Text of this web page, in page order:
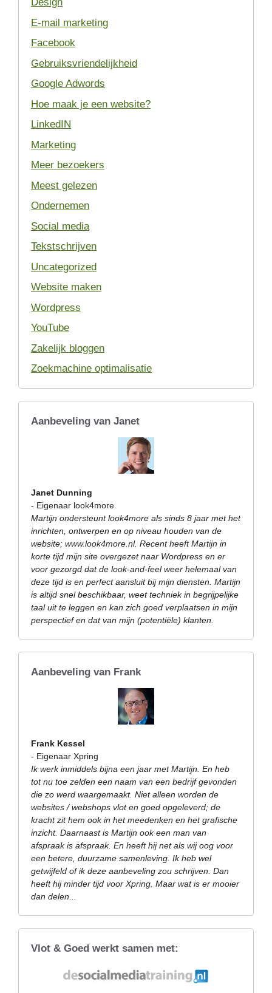
Design
E-mail marketing
Facebook
Gebruiksvriendelijkheid
Google Adwords
Hoe maak je een website?
LinkedIN
Marketing
Meer bezoekers
Meest gelezen
Ondernemen
Social media
Tekstschrijven
Uncategorized
Website maken
Wordpress
YouTube
Zakelijk bloggen
Zoekmachine optimalisatie
Aanbeveling van Janet
Janet Dunning
- Eigenaar look4more
Martijn ondersteunt look4more als sinds 8 jaar met het
inrichten, ontwerpen en op niveau houden van de
website; www.look4more.nl. Recent heeft Martijn in
korte tijd mijn site overgezet naar Wordpress en er
voor gezorgd dat de look-and-feel weer helemaal van
deze tijd is en perfect aansluit bij mijn diensten. Martijn
is altijd snel beschikbaar, weet techniek in begrijpelijke
taal uit te leggen en kan zich goed verplaatsen in mijn
perspectief en dat van mijn (potentiële) klanten.
Aanbeveling van Frank
Frank Kessel
- Eigenaar Xpring
Ik werk inmiddels bijna een jaar met Martijn. En heb
tot nu toe zelden een naam van een bedrijf gevonden
die zo werd waargemaakt. Niet alleen worden de
websites / webshops vlot en goed opgeleverd; de
kracht zit hem ook in het meedenken en het grafische
inzicht. Daarnaast is Martijn ook een man van
afspraak is afspraak. En heeft hij net als wij oog voor
een betere, duurzame samenleving. Ik heb wel
getwijfeld of ik deze aanbeveling zou schrijven. Dan
heeft hij minder tijd voor Xpring. Maar wat is er mooier
dan delen...
Vlot & Goed werkt samen met: